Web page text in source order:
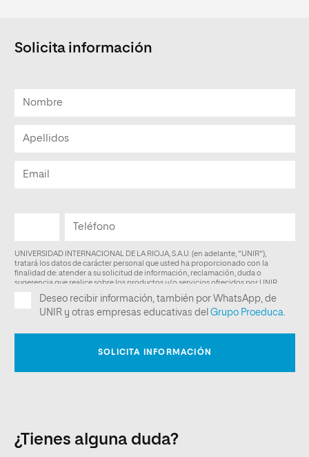
Solicita información
¿Tienes alguna duda?